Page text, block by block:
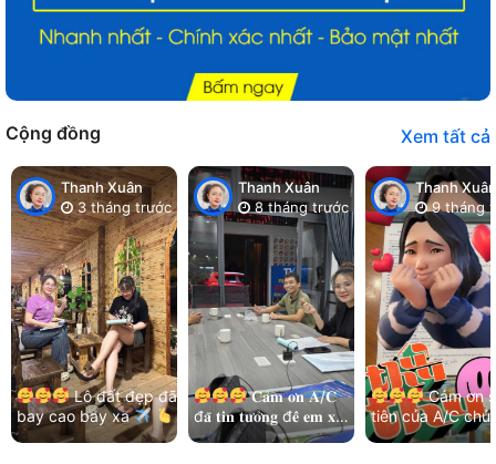
Cộng đồng Xem tất cả
Thanh Xuân
3 tháng trước
Lô đất đẹp đã
bay cao bay xa
Cảm ơn chị chủ đất
Thanh Xuân
8 tháng trước
𝐂𝐚̉𝐦 𝐨̛𝐧 𝐀/𝐂
đ𝐚̃ 𝐭𝐢𝐧 𝐭𝐮̛𝐨̛̉𝐧𝐠 đ𝐞̂̉ 𝐞𝐦 𝐱𝐮̛̉
𝐥𝐲́ 𝐡𝐞̂́𝐭 𝐦𝐨̣𝐢 𝐯𝐢𝐞̣̂𝐜!
Thanh Xuân
9 tháng
Cảm ơn
tiên của A/C chủ
và kết nối nhẹ